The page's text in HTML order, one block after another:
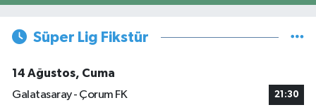
Süper Lig Fikstür
14 Ağustos, Cuma
Galatasaray - Çorum FK
21:30